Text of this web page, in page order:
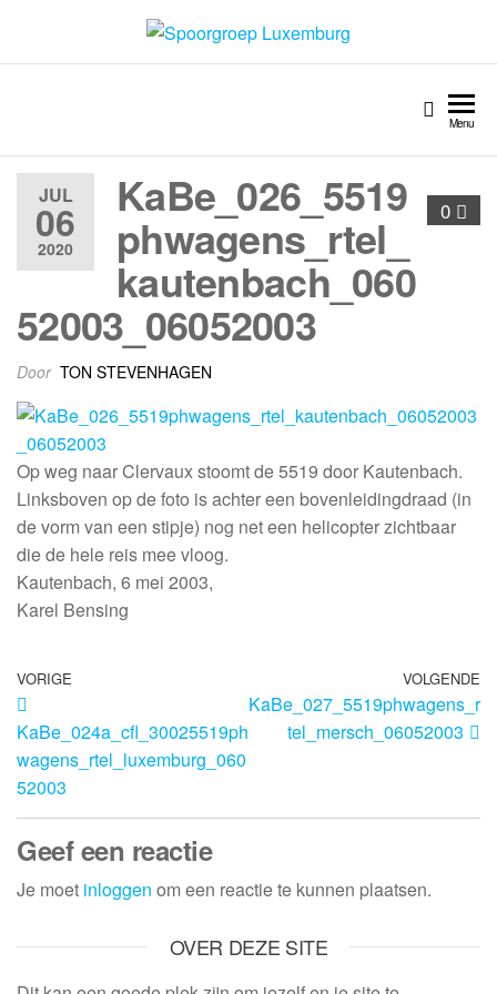
Spoorgroep Luxemburg
Menu
JUL
06
2020
0
KaBe_026_5519
phwagens_rtel_
kautenbach_060
52003_06052003
Door TON STEVENHAGEN
Op weg naar Clervaux stoomt de 5519 door Kautenbach.
Linksboven op de foto is achter een bovenleidingdraad (in
de vorm van een stipje) nog net een helicopter zichtbaar
die de hele reis mee vloog.
Kautenbach, 6 mei 2003,
Karel Bensing
VORIGE
KaBe_024a_cfl_30025519ph
wagens_rtel_luxemburg_060
52003
VOLGENDE
KaBe_027_5519phwagens_r
tel_mersch_06052003
Geef een reactie
Je moet inloggen om een reactie te kunnen plaatsen.
OVER DEZE SITE